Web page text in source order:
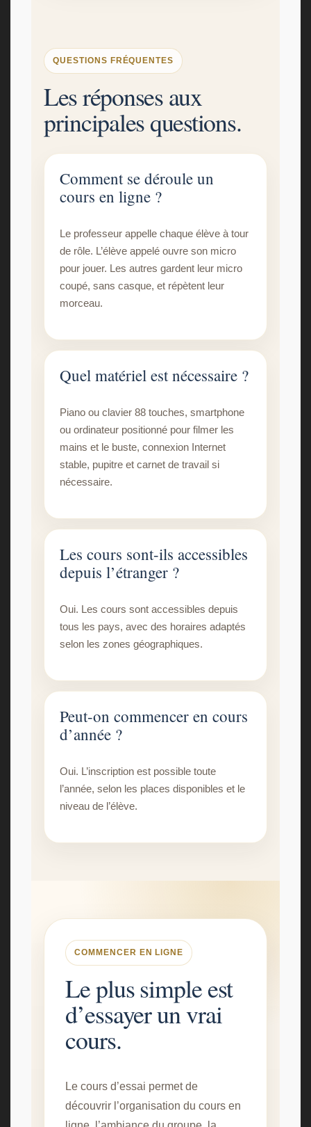
QUESTIONS FRÉQUENTES
Les réponses aux
principales questions.
Comment se déroule un
cours en ligne ?
Le professeur appelle chaque élève à tour
de rôle. L’élève appelé ouvre son micro
pour jouer. Les autres gardent leur micro
coupé, sans casque, et répètent leur
morceau.
Quel matériel est nécessaire ?
Piano ou clavier 88 touches, smartphone
ou ordinateur positionné pour filmer les
mains et le buste, connexion Internet
stable, pupitre et carnet de travail si
nécessaire.
Les cours sont-ils accessibles
depuis l’étranger ?
Oui. Les cours sont accessibles depuis
tous les pays, avec des horaires adaptés
selon les zones géographiques.
Peut-on commencer en cours
d’année ?
Oui. L’inscription est possible toute
l’année, selon les places disponibles et le
niveau de l’élève.
COMMENCER EN LIGNE
Le plus simple est
d’essayer un vrai
cours.
Le cours d’essai permet de
découvrir l’organisation du cours en